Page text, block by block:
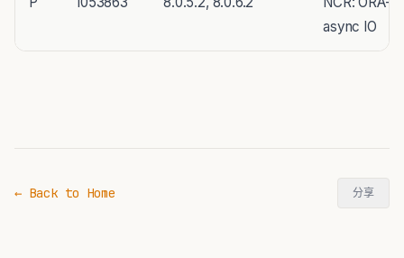
async IO
← Back to Home 分享